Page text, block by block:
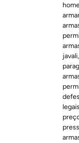
javali
legais